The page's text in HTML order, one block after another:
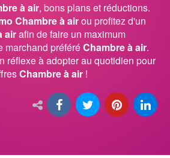
à air, bons plans et réductions.
Chambre à airou profitez d'un
airafin de faire un maximum
marchand préféréChambre à air.
réflexe à adopter au quotidien pour
Chambre à air !